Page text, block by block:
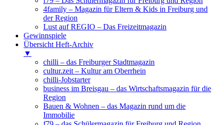
4family – Magazin für Eltern & Kids in Freiburg und
der Region
Lust auf REGIO – Das Freizeitmagazin
Gewinnspiele
Übersicht Heft-Archiv
▼
chilli – das Freiburger Stadtmagazin
cultur.zeit – Kultur am Oberrhein
chilli-Jobstarter
business im Breisgau – das Wirtschaftsmagazin für die
Region
Bauen & Wohnen – das Magazin rund um die
Immobilie